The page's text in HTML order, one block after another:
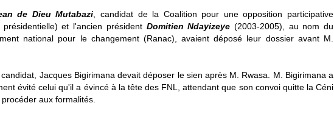
de Dieu Mutabazi , candidat de la Coalition pour une opposition participative
présidentielle) et l'ancien président Domitien Ndayizeye (2003-2005), au nom du
national pour le changement (Ranac), avaient déposé leur dossier avant M.
Jacques Bigirimana devait déposer le sien après M. Rwasa. M. Bigirimana a
évité celui qu'il a évincé à la tête des FNL, attendant que son convoi quitte la Céni
aux formalités.